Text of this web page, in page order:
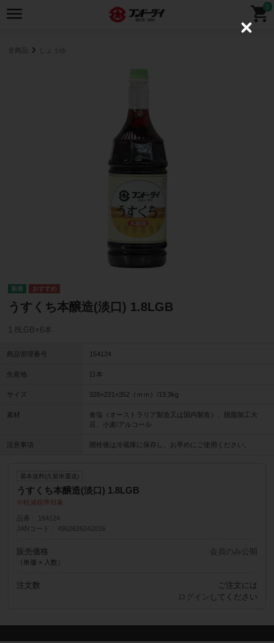
0
全商品 しょうゆ
うすくち本醸造(淡口) 1.8LGB
1.8LGB×6本
商品管理番号 154124
生産地 日本
サイズ 326×221×352（ｍｍ）/13.3kg
素材
食塩（オーストラリア製造又は国内製造）、脱脂加工大
豆、小麦/アルコール
注意事項 開栓後は冷蔵庫に保存し、お早めにご使用ください。
基本送料(久留米運送)
うすくち本醸造(淡口) 1.8LGB
軽減税率対象
品番
154124
JANコード
4902626242016
販売価格
（単価 × 入数）
会員のみ公開
注文数
ご注文には
ログイン してください
C